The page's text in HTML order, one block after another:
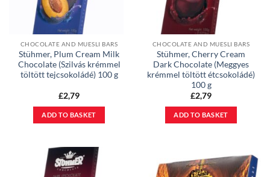
CHOCOLATE AND MUESLI BARS
Stühmer, Plum Cream Milk
Chocolate (Szilvás krémmel
töltött tejcsokoládé) 100 g
£2,79
ADD TO BASKET
CHOCOLATE AND MUESLI BARS
Stühmer, Cherry Cream
Dark Chocolate (Meggyes
krémmel töltött étcsokoládé)
100 g
£2,79
ADD TO BASKET